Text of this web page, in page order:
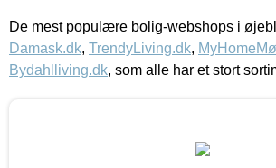
De mest populære bolig-webshops i
Damask.dk, TrendyLiving.dk,
Bydahlliving.dk, som alle har et stort